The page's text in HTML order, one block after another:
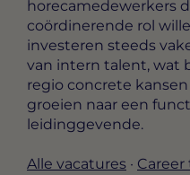
horecamedewerkers
coördinerende rol
investeren steeds
van intern talent, wat
regio concrete
groeien naar een
leidinggevende.
Alle vacatures · Career